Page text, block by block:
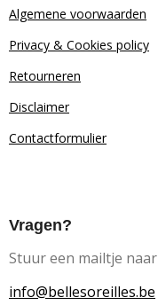
Algemene voorwaarden
Privacy & Cookies policy
Retourneren
Disclaimer
Contactformulier
Vragen?
Stuur een mailtje naar
info@bellesoreilles.be